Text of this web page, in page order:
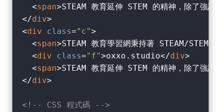
<span>STEAM 教育延伸 STEM 的精神，除了強調
</div>
<div class="c">
<span>STEAM 教育學習網秉持著 STEAM/STEM
<div class="f">oxxo.studio</div>
<span>STEAM 教育延伸 STEM 的精神，除了強調
</div>
<!-- CSS 程式碼 -->